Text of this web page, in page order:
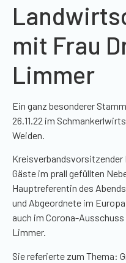
mit Frau
Limmer
Ein ganz besonderer
26.11.22 im
Weiden.
Kreisverbandsvorsitzender
Gäste im prall gefüllten
Hauptreferentin des
und Abgeordnete im
auch im Corona-
Limmer.
Sie referierte zum Thema: